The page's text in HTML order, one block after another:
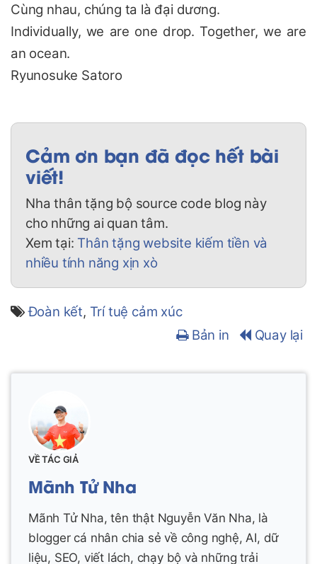
Cùng nhau, chúng ta là đại dương.
Individually, we are one drop. Together, we are
an ocean.
Ryunosuke Satoro
Cảm ơn bạn đã đọc hết bài
viết!
Nha thân tặng bộ source code blog này
cho những ai quan tâm.
Xem tại: Thân tặng website kiếm tiền và
nhiều tính năng xịn xò
Đoàn kết, Trí tuệ cảm xúc
Bản in
Quay lại
VỀ TÁC GIẢ
Mãnh Tử Nha
Mãnh Tử Nha, tên thật Nguyễn Văn Nha, là
blogger cá nhân chia sẻ về công nghệ, AI, dữ
liệu, SEO, viết lách, chạy bộ và những trải